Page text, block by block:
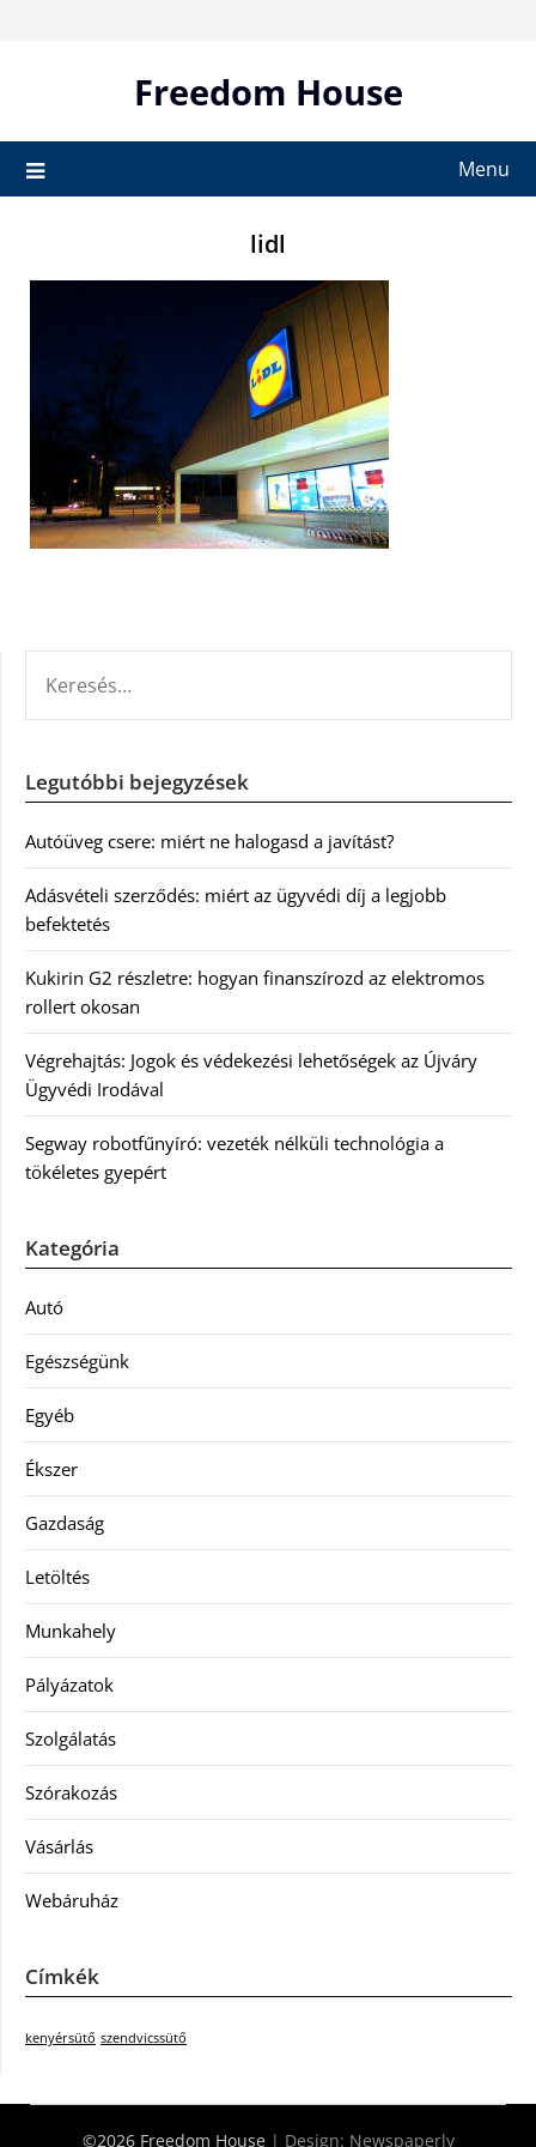
Freedom House
Menu
lidl
Legutóbbi bejegyzések
Autóüveg csere: miért ne halogasd a javítást?
Adásvételi szerződés: miért az ügyvédi díj a legjobb
befektetés
Kukirin G2 részletre: hogyan finanszírozd az elektromos
rollert okosan
Végrehajtás: Jogok és védekezési lehetőségek az Újváry
Ügyvédi Irodával
Segway robotfűnyíró: vezeték nélküli technológia a
tökéletes gyepért
Kategória
Autó
Egészségünk
Egyéb
Ékszer
Gazdaság
Letöltés
Munkahely
Pályázatok
Szolgálatás
Szórakozás
Vásárlás
Webáruház
Címkék
kenyérsütő szendvicssütő
©2026 Freedom House | Design: Newspaperly